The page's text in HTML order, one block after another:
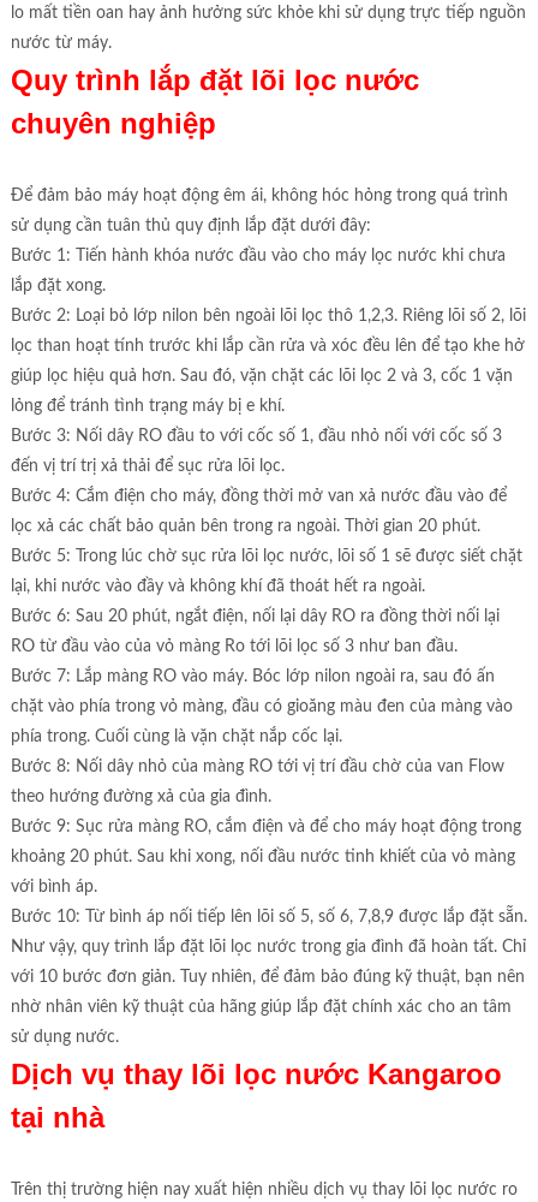
lo mất tiền oan hay ảnh hưởng sức khỏe khi sử dụng trực tiếp nguồn
nước từ máy.
Quy trình lắp đặt lõi lọc nước
chuyên nghiệp
Để đảm bảo máy hoạt động êm ái, không hóc hỏng trong quá trình
sử dụng cần tuân thủ quy định lắp đặt dưới đây:
Bước 1: Tiến hành khóa nước đầu vào cho máy lọc nước khi chưa
lắp đặt xong.
Bước 2: Loại bỏ lớp nilon bên ngoài lõi lọc thô 1,2,3. Riêng lõi số 2, lõi
lọc than hoạt tính trước khi lắp cần rửa và xóc đều lên để tạo khe hở
giúp lọc hiệu quả hơn. Sau đó, vặn chặt các lõi lọc 2 và 3, cốc 1 vặn
lỏng để tránh tình trạng máy bị e khí.
Bước 3: Nối dây RO đầu to với cốc số 1, đầu nhỏ nối với cốc số 3
đến vị trí trị xả thải để sục rửa lõi lọc.
Bước 4: Cắm điện cho máy, đồng thời mở van xả nước đầu vào để
lọc xả các chất bảo quản bên trong ra ngoài. Thời gian 20 phút.
Bước 5: Trong lúc chờ sục rửa lõi lọc nước, lõi số 1 sẽ được siết chặt
lại, khi nước vào đầy và không khí đã thoát hết ra ngoài.
Bước 6: Sau 20 phút, ngắt điện, nối lại dây RO ra đồng thời nối lại
RO từ đầu vào của vỏ màng Ro tới lõi lọc số 3 như ban đầu.
Bước 7: Lắp màng RO vào máy. Bóc lớp nilon ngoài ra, sau đó ấn
chặt vào phía trong vỏ màng, đầu có gioăng màu đen của màng vào
phía trong. Cuối cùng là vặn chặt nắp cốc lại.
Bước 8: Nối dây nhỏ của màng RO tới vị trí đầu chờ của van Flow
theo hướng đường xả của gia đình.
Bước 9: Sục rửa màng RO, cắm điện và để cho máy hoạt động trong
khoảng 20 phút. Sau khi xong, nối đầu nước tinh khiết của vỏ màng
với bình áp.
Bước 10: Từ bình áp nối tiếp lên lõi số 5, số 6, 7,8,9 được lắp đặt sẵn.
Như vậy, quy trình lắp đặt lõi lọc nước trong gia đình đã hoàn tất. Chỉ
với 10 bước đơn giản. Tuy nhiên, để đảm bảo đúng kỹ thuật, bạn nên
nhờ nhân viên kỹ thuật của hãng giúp lắp đặt chính xác cho an tâm
sử dụng nước.
Dịch vụ thay lõi lọc nước Kangaroo
tại nhà
Trên thị trường hiện nay xuất hiện nhiều dịch vụ thay lõi lọc nước ro